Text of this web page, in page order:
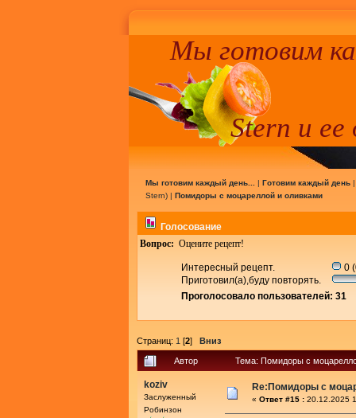
Мы готовим
Stern и ее
Мы готовим каждый день... | Готовим каждый день
Stern) | Помидоры с моцареллой и оливками
Голосование
Вопрос: Оцените рецепт!
Интересный рецепт.
0
Приготовил(а),буду повторять.
Проголосовало пользователей: 31
Страниц: 1 [2] Вниз
Автор Тема: Помидоры с
koziv
Заслуженный
Робинзон
Re:Помидоры с
« Ответ #15 : 20.12.2025